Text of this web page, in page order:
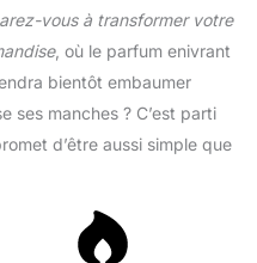
vous à transformer votre
, où le parfum enivrant
bientôt embaumer
ses manches ? C’est parti
d’être aussi simple que